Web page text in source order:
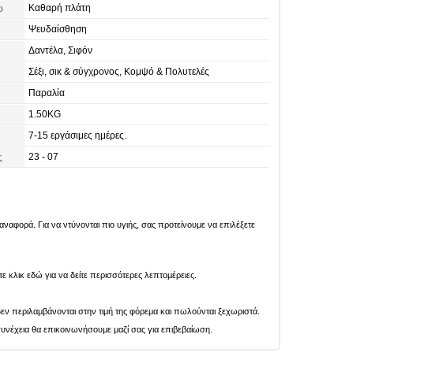
Καθαρή πλάτη
Ψευδαίσθηση
Δαντέλα, Σιφόν
Σέξι, σικ & σύγχρονος, Κομψό & Πολυτελές
Παραλία
1.50KG
7-15 εργάσιμες ημέρες.
23 - 07
Για να ντύνονται πιο υγιής, σας προτείνουμε να επιλέξετε
εδώ για να δείτε περισσότερες λεπτομέρειες.
στην τιμή της φόρεμα και πωλούνται ξεχωριστά.
θα επικοινωνήσουμε μαζί σας για επιβεβαίωση.